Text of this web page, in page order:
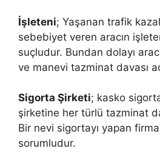
İşleteni; Yaşanan trafik
sebebiyet veren aracın
suçludur. Bundan dolayı
ve manevi tazminat davası
Sigorta Şirketi; kasko
şirketine her türlü tazminat
Bir nevi sigortayı yapan
sorumludur.